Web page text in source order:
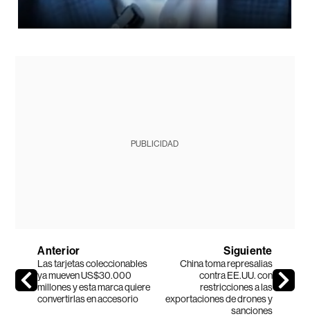
PUBLICIDAD
Anterior
Las tarjetas coleccionables
ya mueven US$30.000
millones y esta marca quiere
convertirlas en accesorio
Siguiente
China toma represalias
contra EE.UU. con
restricciones a las
exportaciones de drones y
sanciones